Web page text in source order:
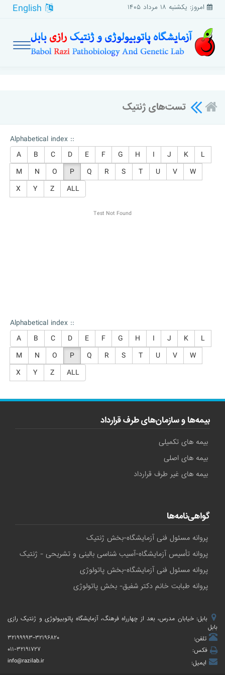
امروز: یکشنبه ۱۸ مرداد ۱۴۰۵
تست‌های ژنتیک
Alphabetical index ::
A
B C D E F G H I J K
L
M
N O P Q R S T U V
W
X
Y Z ALL
Test Not Found
Alphabetical index ::
A
B C D E F G H I J K
L
M
N O P Q R S T U V
W
X
Y Z ALL
بیمه‌ها و سازمان‌های طرف قرارداد
بیمه های تکمیلی
بیمه های اصلی
بیمه های غیر طرف قرارداد
گواهی‌نامه‌ها
پروانه مسئول فنی آزمایشگاه-بخش ژنتیک
پروانه تأسیس آزمایشگاه-آسیب شناسی بالینی و تشریحی - ژنتیک
پروانه مسئول فنی آزمایشگاه-بخش پاتولوژی
پروانه طبابت خانم دکتر شفیق- بخش پاتولوژی
بابل: خیابان مدرس، بعد از چهارراه فرهنگ، آزمایشگاه پاتوبیولوژی و ژنتیک رازی
بابل
تلفن:
۳۲۱۹۹۹۹۳-۳۲۱۹۶۸۲۰
فکس:
۰۱۱-۳۲۱۹۱۷۲۷
ایمیل:
info@razilab.ir